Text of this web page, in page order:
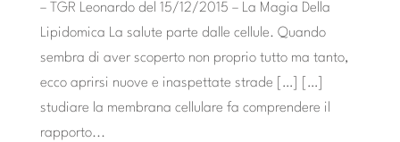
– TGR Leonardo del 15/12/2015 – La Magia Della
Lipidomica La salute parte dalle cellule. Quando
sembra di aver scoperto non proprio tutto ma tanto,
ecco aprirsi nuove e inaspettate strade […] […]
studiare la membrana cellulare fa comprendere il
rapporto...